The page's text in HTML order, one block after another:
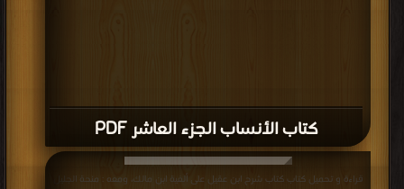
كتاب الأنساب الجزء العاشر PDF
قراءة و تحميل كتاب كتاب شرح ابن عقيل على ألفية ابن مالك، ومعه : منحة الجليل